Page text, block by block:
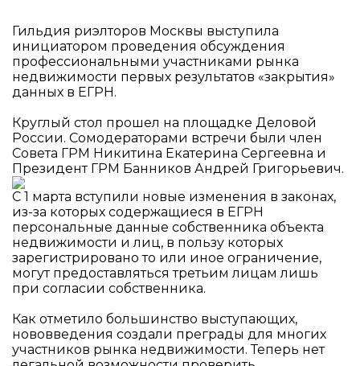
Гильдия риэлторов Москвы выступила
инициатором проведения обсуждения
профессиональными участниками рынка
недвижимости первых результатов «закрытия»
данных в ЕГРН.
Круглый стол прошел на площадке Деловой
России. Сомодераторами встречи были член
Совета ГРМ Никитина Екатерина Сергеевна и
Президент ГРМ Банников Андрей Григорьевич.
С 1 марта вступили новые изменения в законах,
из-за которых содержащиеся в ЕГРН
персональные данные собственника объекта
недвижимости и лиц, в пользу которых
зарегистрировано то или иное ограничение,
могут предоставляться третьим лицам лишь
при согласии собственника.
Как отметило большинство выступающих,
нововведения создали преграды для многих
участников рынка недвижимости. Теперь нет